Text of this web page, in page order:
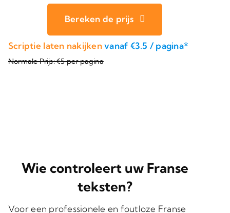
Bereken de prijs
Scriptie laten nakijkenvanaf €3.5 / pagina*
Normale Prijs: €5 per pagina
Wie controleert uw Franse
teksten?
Voor een professionele en foutloze Franse